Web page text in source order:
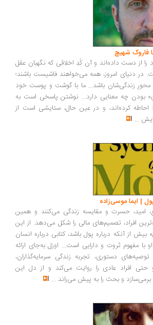
شهیچ‭
داده‌اند و آن کُدِ اخلاقی که نگهبان عقل
امروز، همه می‌خواهند فاشیست باشند؛
باشد... ما با گوشت و پوست خود
معنایی دارد... نوشتن پاسخی است به
کرده‌اند، و در عین حال، ستایشی است از
موسی‌زاده
حسرت و مقایسه زندگی می‌کنند و همین
تصمیم‌های مالی را شکل می‌دهد. از این
درباره پول باشد، کتابی درباره انسان
ثروت و دارایی است... اوزل به‌جای ارائه
دستوری، تجربه زندگی سرمایه‌گذاران،
افراد عادی را روایت می‌کند و از دل این
و بحث را به پیش می‌راند ...